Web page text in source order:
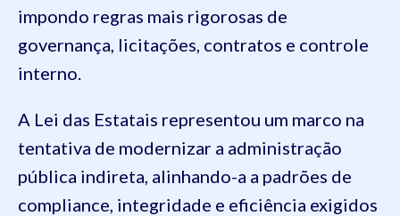
impondo regras mais rigorosas de
governança, licitações, contratos e controle
interno.
A Lei das Estatais representou um marco na
tentativa de modernizar a administração
pública indireta, alinhando-a a padrões de
compliance, integridade e eficiência exigidos